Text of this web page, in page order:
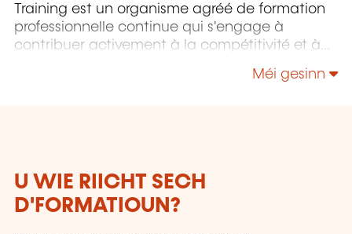
Training est un organisme agréé de formation
professionnelle continue qui s'engage à
contribuer activement à la compétitivité et à
les compétences de ceux qui font vivre son
Méi gesinn
U WIE RIICHT SECH
D'FORMATIOUN?